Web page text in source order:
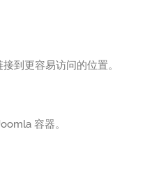
到更容易访问的位置。
容器。